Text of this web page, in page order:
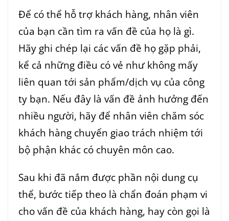
Để có thể hỗ trợ khách hàng, nhân viên
của bạn cần tìm ra vấn đề của họ là gì.
Hãy ghi chép lại các vấn đề họ gặp phải,
kể cả những điều có vẻ như không mấy
liên quan tới sản phẩm/dịch vụ của công
ty bạn. Nếu đây là vấn đề ảnh hưởng đến
nhiều người, hãy để nhân viên chăm sóc
khách hàng chuyển giao trách nhiệm tới
bộ phận khác có chuyên môn cao.
Sau khi đã nắm được phần nội dung cụ
thể, bước tiếp theo là chẩn đoán phạm vi
cho vấn đề của khách hàng, hay còn gọi là